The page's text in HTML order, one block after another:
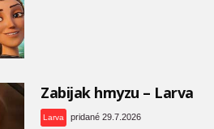
Zabijak hmyzu – Larva
Larva pridané 29.7.2026